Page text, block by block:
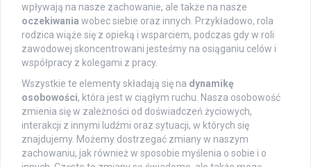
wpływają na nasze zachowanie, ale także na nasze
oczekiwania wobec siebie oraz innych. Przykładowo, rola
rodzica wiąże się z opieką i wsparciem, podczas gdy w roli
zawodowej skoncentrowani jesteśmy na osiąganiu celów i
współpracy z kolegami z pracy.
Wszystkie te elementy składają się na dynamikę
osobowości, która jest w ciągłym ruchu. Nasza osobowość
zmienia się w zależności od doświadczeń życiowych,
interakcji z innymi ludźmi oraz sytuacji, w których się
znajdujemy. Możemy dostrzegać zmiany w naszym
zachowaniu, jak również w sposobie myślenia o sobie i o